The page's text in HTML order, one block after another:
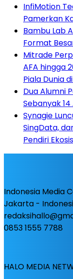
InfiMotion
Pamerkan
Bambu Lab
Format
Mitrade
AFA hingga
Piala Dunia
Dua Alumni
Sebanyak
Synagie
SingData,
Pendiri
Indonesia Media
Jakarta -
0853 1555 7788
HALO MEDIA